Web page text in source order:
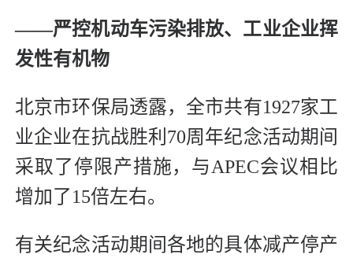
——严控机动车污染排放、工业企业挥
发性有机物
北京市环保局透露，全市共有1927家工
业企业在抗战胜利70周年纪念活动期间
采取了停限产措施，与APEC会议相比
增加了15倍左右。
有关纪念活动期间各地的具体减产停产